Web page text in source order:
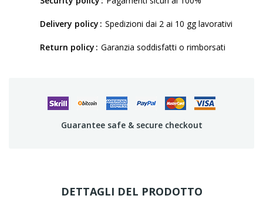
Delivery policy Spedizioni dai 2 ai 10 gg lavorativi
Return policy Garanzia soddisfatti o rimborsati
Guarantee safe & secure checkout
DETTAGLI DEL PRODOTTO